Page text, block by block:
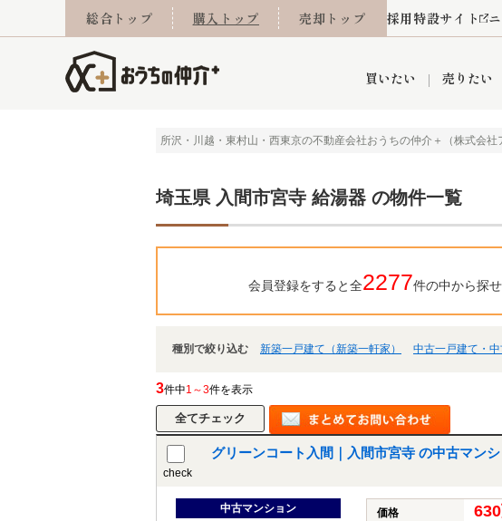
総合トップ 購入トップ 売却トップ 採用特設サイト
買いたい
詳細条件から探す 学区から探す 町名から探す
グループ会社施工物件 リノベ
今月の住宅ローン金利 8代疾
小平市 練馬区
売りたい
不動産売却専門館 売却査定実績 売却成功実績
住み替え 離婚 不動産買取 空
西東京市 東久留米市
おうちLABO 建築事例
おうちのリフォーム リフォーム事例
会社概要 スタッフ紹介 採用情報
所沢営業所 東所沢営業所 入
おうちLABO おうち
不動産Q&A マンションカタログ おうちパークく
ご来店予約 オンライン相談予約 売却査定依頼
所沢・川越・東村山・西東京の不動産会社おうちの仲介＋（株式会社
埼玉県 入間市宮寺 給湯器 の物件一覧
会員登録をすると全2277件の中から探せ
種別で絞り込む 新築一戸建て（新築一軒家） 中古一戸建て・
3件中1～3件を表示
check
グリーンコート入間｜入間市宮寺 の中古マン
中古マンション 価格